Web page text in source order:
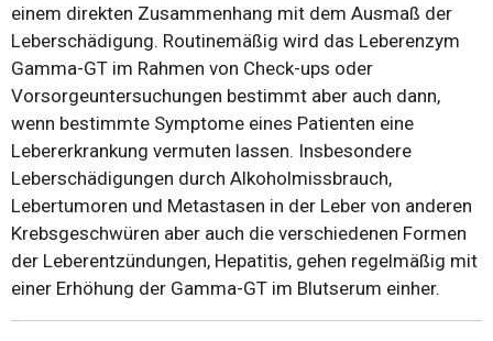
einem direkten Zusammenhang mit dem Ausmaß der
Leberschädigung. Routinemäßig wird das Leberenzym
Gamma-GT im Rahmen von Check-ups oder
Vorsorgeuntersuchungen bestimmt aber auch dann,
wenn bestimmte Symptome eines Patienten eine
Lebererkrankung vermuten lassen. Insbesondere
Leberschädigungen durch Alkoholmissbrauch,
Lebertumoren und Metastasen in der Leber von anderen
Krebsgeschwüren aber auch die verschiedenen Formen
der Leberentzündungen, Hepatitis, gehen regelmäßig mit
einer Erhöhung der Gamma-GT im Blutserum einher.